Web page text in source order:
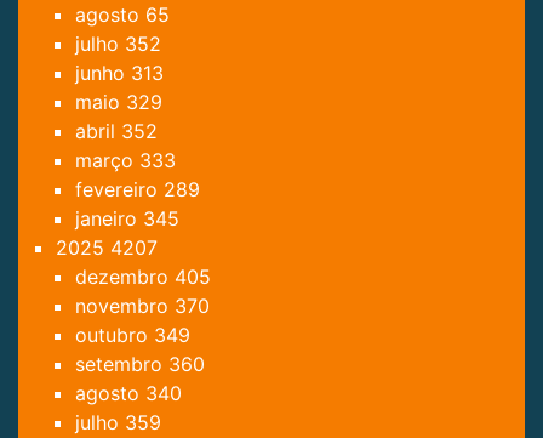
agosto 65
julho 352
junho 313
maio 329
abril 352
março 333
fevereiro 289
janeiro 345
2025 4207
dezembro 405
novembro 370
outubro 349
setembro 360
agosto 340
julho 359